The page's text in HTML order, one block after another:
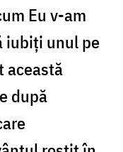
Eu v-am
iubiţi unul pe
această
după